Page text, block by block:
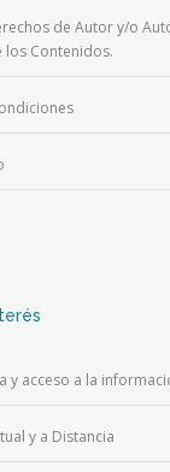
de Autor y/o
los Contenidos.
y acceso a la
y a Distancia